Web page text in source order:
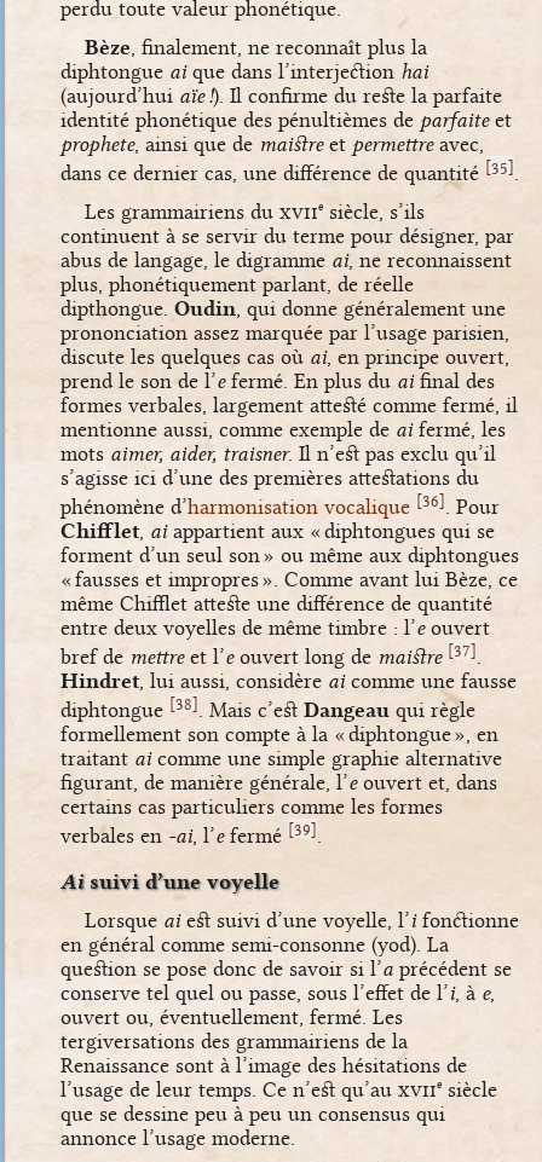
perdu toute valeur phonétique.
Bèze, finalement, ne reconnaît plus la
diphtongue aique dans l’interjection hai
(aujourd’hui aïe !). Il confirme du reste la parfaite
identité phonétique des pénultièmes de parfaiteet
prophete, ainsi que de maistreet permettreavec,
dans ce dernier cas, une différence de quantité [35].
Les grammairiens du xviie siècle, s’ils
continuent à se servir du terme pour désigner, par
abus de langage, le digramme ai, ne reconnaissent
plus, phonétiquement parlant, de réelle
dipthongue. Oudin, qui donne généralement une
prononciation assez marquée par l’usage parisien,
discute les quelques cas où ai, en principe ouvert,
prend le son de l’efermé. En plus du aifinal des
formes verbales, largement attesté comme fermé, il
mentionne aussi, comme exemple de aifermé, les
mots aimer, aider, traisner. Il n’est pas exclu qu’il
s’agisse ici d’une des premières attestations du
phénomène d’harmonisation vocalique [36]. Pour
Chifflet, aiappartient aux « diphtongues qui se
forment d’un seul son » ou même aux diphtongues
« fausses et impropres ». Comme avant lui Bèze, ce
même Chifflet atteste une différence de quantité
entre deux voyelles de même timbre : l’eouvert
bref de mettreet l’eouvert long de maistre [37]
Hindret, lui aussi, considère aicomme une fausse
diphtongue [38] . Mais c’est Dangeau qui règle
formellement son compte à la « diphtongue », en
traitant aicomme une simple graphie alternative
figurant, de manière générale, l’eouvert et, dans
certains cas particuliers comme les formes
verbales en -ai, l’efermé [39]
Aisuivi d’une voyelle
Lorsque aiest suivi d’une voyelle, l’ifonctionne
en général comme semi-consonne (yod). La
question se pose donc de savoir si l’a précédent se
conserve tel quel ou passe, sous l’effet de l’i, à e,
ouvert ou, éventuellement, fermé. Les
tergiversations des grammairiens de la
Renaissance sont à l’image des hésitations de
l’usage de leur temps. Ce n’est qu’au xviie siècle
que se dessine peu à peu un consensus qui
annonce l’usage moderne.